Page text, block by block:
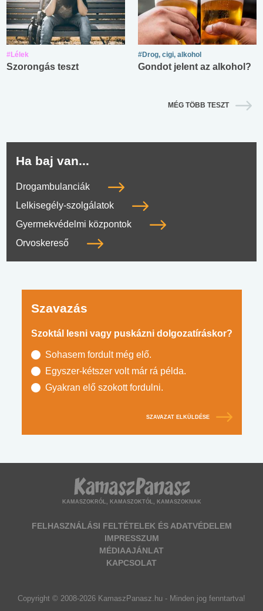
#Lélek
Szorongás teszt
#Drog, cigi, alkohol
Gondot jelent az alkohol?
MÉG TÖBB TESZT
Ha baj van...
Drogambulanciák
Lelkisegély-szolgálatok
Gyermekvédelmi központok
Orvoskereső
Szavazás
Szoktál lesni vagy puskázni dolgozatíráskor?
Sohasem fordult még elő.
Egyszer-kétszer volt már rá példa.
Gyakran elő szokott fordulni.
SZAVAZAT ELKÜLDÉSE
KAMASZOKRÓL, KAMASZOKTÓL, KAMASZOKNAK
FELHASZNÁLÁSI FELTÉTELEK ÉS ADATVÉDELEM
IMPRESSZUM
MÉDIAAJÁNLAT
KAPCSOLAT
Copyright © 2008-2026 KamaszPanasz.hu - Minden jog fenntartva!